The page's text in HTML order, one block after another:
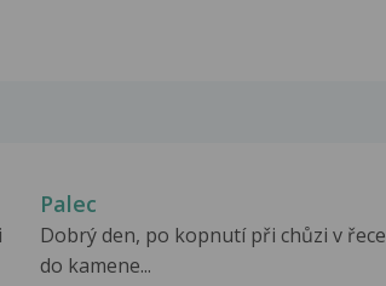
Palec
Dobrý den, po kopnutí při chůzi v řece
do kamene...